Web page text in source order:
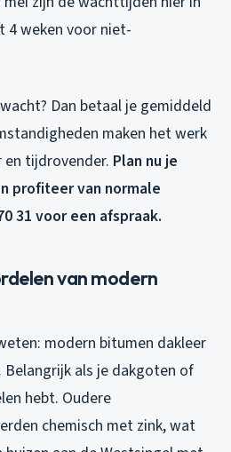
4 weken voor niet-
Dan betaal je gemiddeld
maken het werk
en tijdrovender. Plan nu je
profiteer van normale
31 voor een afspraak.
van modern
modern bitumen dakleer
als je dakgoten of
hebt. Oudere
chemisch met zink, wat